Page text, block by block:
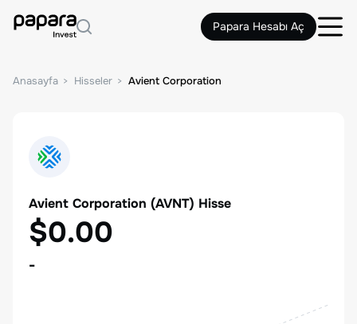
Papara Hesabı Aç
Anasayfa Hisseler Avient Corporation
Avient Corporation (AVNT) Hisse
$0.00
-